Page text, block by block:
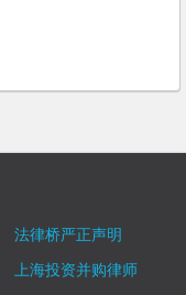
法律桥严正声明
上海投资并购律师